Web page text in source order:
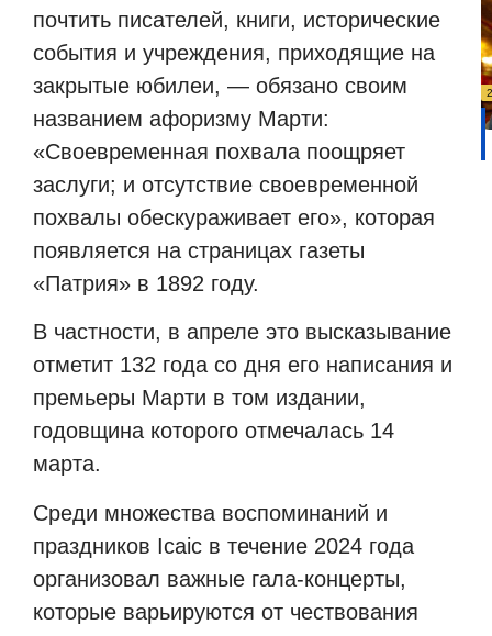
почтить писателей, книги, исторические
события и учреждения, приходящие на
закрытые юбилеи, — обязано своим
названием афоризму Марти:
«Своевременная похвала поощряет
заслуги; и отсутствие своевременной
похвалы обескураживает его», которая
появляется на страницах газеты
«Патрия» в 1892 году.
В частности, в апреле это высказывание
отметит 132 года со дня его написания и
премьеры Марти в том издании,
годовщина которого отмечалась 14
марта.
Среди множества воспоминаний и
праздников Icaic в течение 2024 года
организовал важные гала-концерты,
которые варьируются от чествования